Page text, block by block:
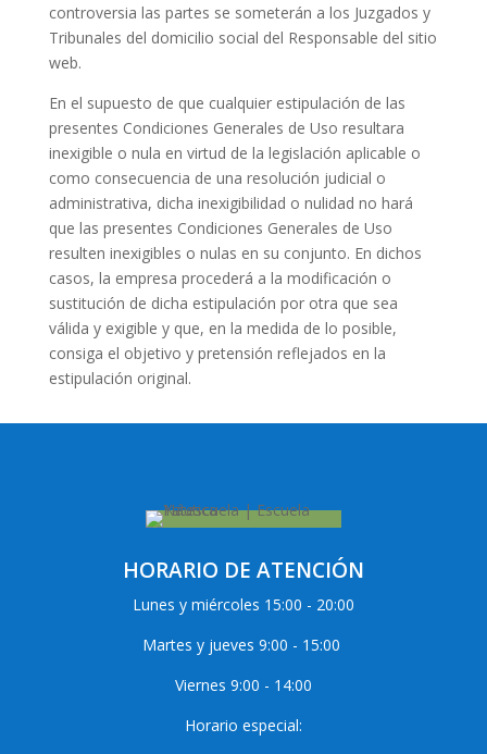
controversia las partes se someterán a los Juzgados y
Tribunales del domicilio social del Responsable del sitio
web.
En el supuesto de que cualquier estipulación de las
presentes Condiciones Generales de Uso resultara
inexigible o nula en virtud de la legislación aplicable o
como consecuencia de una resolución judicial o
administrativa, dicha inexigibilidad o nulidad no hará
que las presentes Condiciones Generales de Uso
resulten inexigibles o nulas en su conjunto. En dichos
casos, la empresa procederá a la modificación o
sustitución de dicha estipulación por otra que sea
válida y exigible y que, en la medida de lo posible,
consiga el objetivo y pretensión reflejados en la
estipulación original.
HORARIO DE ATENCIÓN
Lunes y miércoles 15:00 - 20:00
Martes y jueves 9:00 - 15:00
Viernes 9:00 - 14:00
Horario especial: